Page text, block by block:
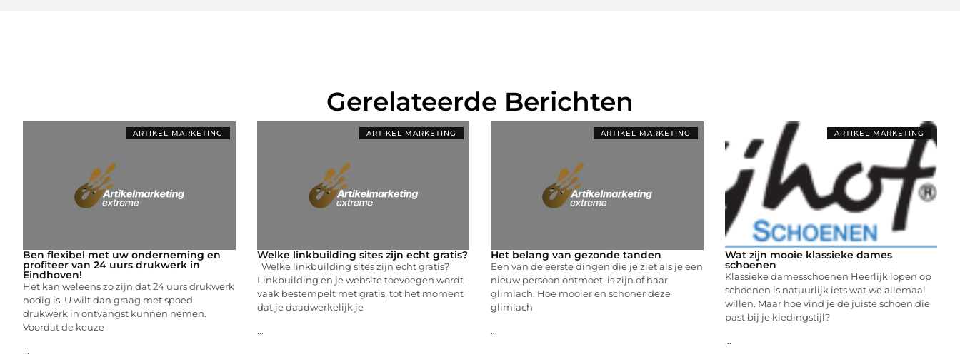
Gerelateerde Berichten
ARTIKEL MARKETING
Ben flexibel met uw onderneming en
profiteer van 24 uurs drukwerk in
Eindhoven!
Het kan weleens zo zijn dat 24 uurs drukwerk
nodig is. U wilt dan graag met spoed
drukwerk in ontvangst kunnen nemen.
Voordat de keuze
...
ARTIKEL MARKETING
Welke linkbuilding sites zijn echt gratis?
Welke linkbuilding sites zijn echt gratis?
Linkbuilding en je website toevoegen wordt
vaak bestempelt met gratis, tot het moment
dat je daadwerkelijk je
...
ARTIKEL MARKETING
Het belang van gezonde tanden
Een van de eerste dingen die je ziet als je een
nieuw persoon ontmoet, is zijn of haar
glimlach. Hoe mooier en schoner deze
glimlach
...
ARTIKEL MARKETING
Wat zijn mooie klassieke dames
schoenen
Klassieke damesschoenen Heerlijk lopen op
schoenen is natuurlijk iets wat we allemaal
willen. Maar hoe vind je de juiste schoen die
past bij je kledingstijl?
...